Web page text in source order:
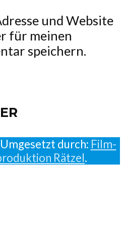
und Website
für meinen
speichern.
durch: Film-
Rätzel.